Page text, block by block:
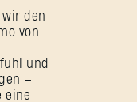
den
von
und
–
eine